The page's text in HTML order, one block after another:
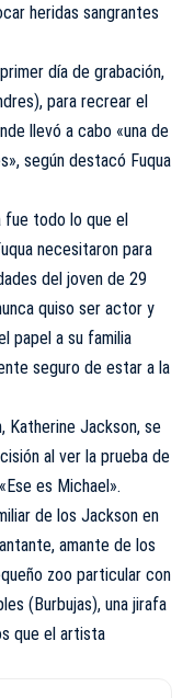
heridas sangrantes
día de grabación,
para recrear el
llevó a cabo «una de
según destacó Fuqua
fue todo lo que el
necesitaron para
del joven de 29
quiso ser actor y
papel a su familia
seguro de estar a la
Katherine Jackson, se
al ver la prueba de
es Michael».
de los Jackson en
amante de los
zoo particular con
(Burbujas), una jirafa
que el artista